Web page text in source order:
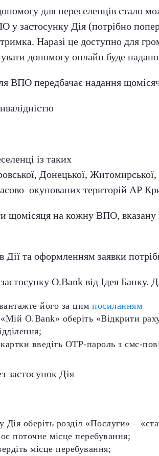
для переселенців стало
у застосунку Дія (потрібно
Наразі це доступно для
допомогу онлайн буде
ВПО передбачає надання
із таких
Донецької, Житомирської,
окупованих територій АР
щомісяця на кожну ВПО, вказану
та оформленням заявки
О.Bank від Ідея Банку.
його за цим посиланням
O.Bank» оберіть «Відкрити
введіть ОТР-пароль з смс-
застосунок Дія
Дія оберіть розділ «Послуги» –
поточне місце перебування;
місце перебування;